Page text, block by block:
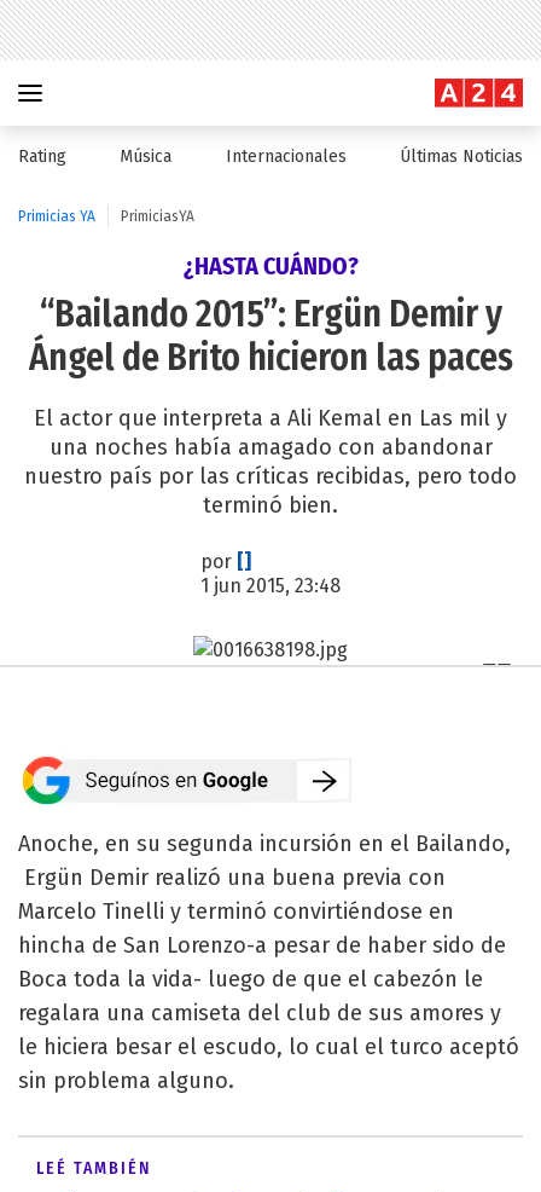
Rating Música Internacionales Últimas Noticias
Primicias YA PrimiciasYA
¿HASTA CUÁNDO?
“Bailando 2015”: Ergün Demir y
Ángel de Brito hicieron las paces
El actor que interpreta a Ali Kemal en Las mil y
una noches había amagado con abandonar
nuestro país por las críticas recibidas, pero todo
terminó bien.
por []
1 jun 2015, 23:48
Anoche, en su segunda incursión en el Bailando,
Ergün Demir realizó una buena previa con
Marcelo Tinelli y terminó convirtiéndose en
hincha de San Lorenzo-a pesar de haber sido de
Boca toda la vida- luego de que el cabezón le
regalara una camiseta del club de sus amores y
le hiciera besar el escudo, lo cual el turco aceptó
sin problema alguno.
LEÉ TAMBIÉN